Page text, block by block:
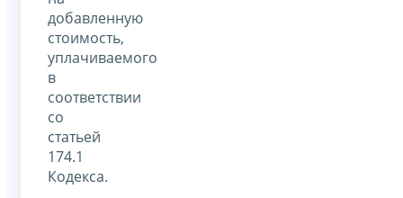
добавленную
стоимость,
уплачиваемого
в
соответствии
со
статьей
174.1
Кодекса.